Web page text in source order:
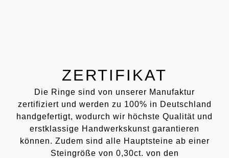
ZERTIFIKAT
Die Ringe sind von unserer Manufaktur
zertifiziert und werden zu 100% in Deutschland
handgefertigt, wodurch wir höchste Qualität und
erstklassige Handwerkskunst garantieren
können. Zudem sind alle Hauptsteine ab einer
Steingröße von 0,30ct. von den